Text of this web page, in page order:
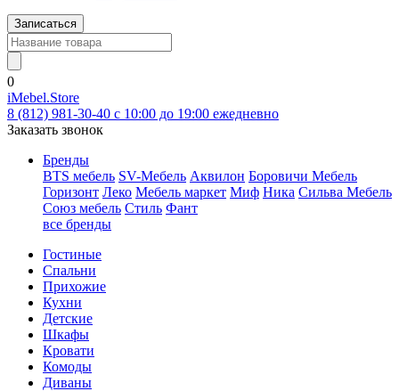
Записаться
0
iMebel.Store
8 (812) 981-30-40 c 10:00 до 19:00 ежедневно
Заказать звонок
Бренды
BTS мебель SV-Мебель Аквилон Боровичи Мебель
Горизонт Леко Мебель маркет Миф Ника Сильва Мебель
Союз мебель Стиль Фант
все бренды
Гостиные
Спальни
Прихожие
Кухни
Детские
Шкафы
Кровати
Комоды
Диваны